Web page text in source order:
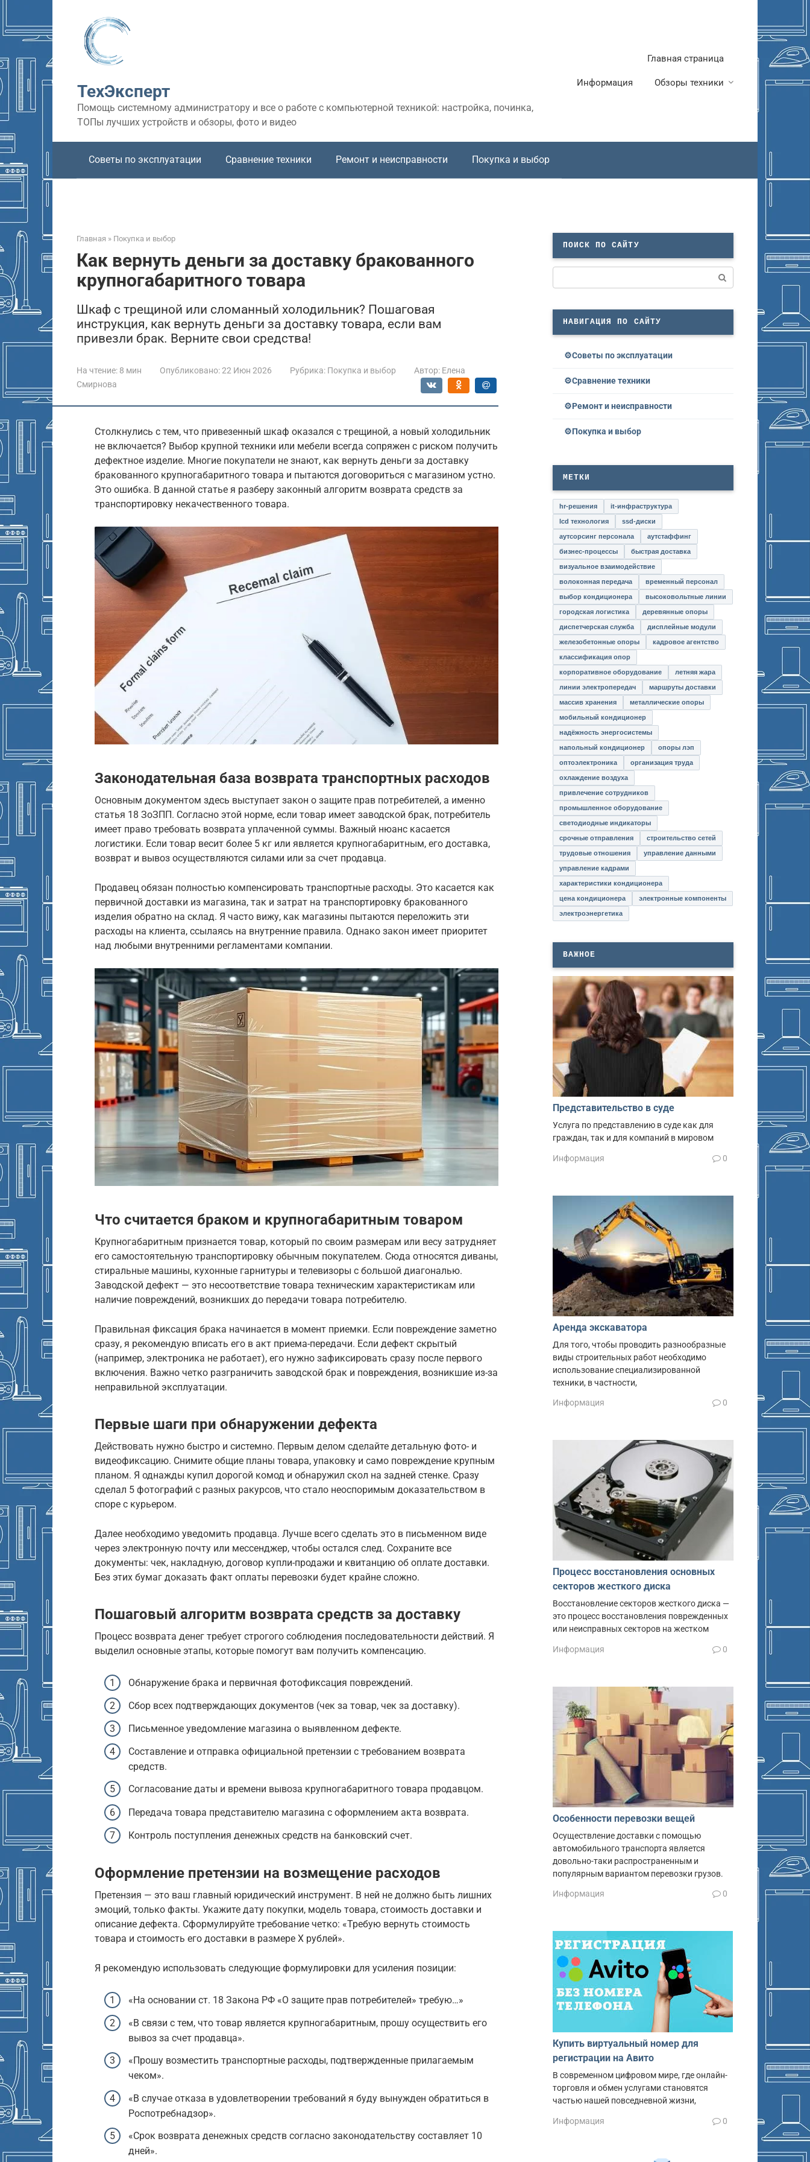
контенту
ТехЭксперт
Помощь системному администратору и все о работе с компьютерной техникой: настройка, починка,
ТОПы лучших устройств и обзоры, фото и видео
Главная страница
Информация Обзоры техники
Советы по эксплуатации Сравнение техники Ремонт и неисправности Покупка и выбор
Главная » Покупка и выбор
Как вернуть деньги за доставку бракованного
крупногабаритного товара
Шкаф с трещиной или сломанный холодильник? Пошаговая
инструкция, как вернуть деньги за доставку товара, если вам
привезли брак. Верните свои средства!
На чтение: 8 мин Опубликовано:22 Июн 2026 Рубрика: Покупка и выбор Автор: Елена
Смирнова
Столкнулись с тем, что привезенный шкаф оказался с трещиной, а новый холодильник
не включается? Выбор крупной техники или мебели всегда сопряжен с риском получить
дефектное изделие. Многие покупатели не знают, как вернуть деньги за доставку
бракованного крупногабаритного товара и пытаются договориться с магазином устно.
Это ошибка. В данной статье я разберу законный алгоритм возврата средств за
транспортировку некачественного товара.
Законодательная база возврата транспортных расходов
Основным документом здесь выступает закон о защите прав потребителей, а именно
статья 18 ЗоЗПП. Согласно этой норме, если товар имеет заводской брак, потребитель
имеет право требовать возврата уплаченной суммы. Важный нюанс касается
логистики. Если товар весит более 5 кг или является крупногабаритным, его доставка,
возврат и вывоз осуществляются силами или за счет продавца.
Продавец обязан полностью компенсировать транспортные расходы. Это касается как
первичной доставки из магазина, так и затрат на транспортировку бракованного
изделия обратно на склад. Я часто вижу, как магазины пытаются переложить эти
расходы на клиента, ссылаясь на внутренние правила. Однако закон имеет приоритет
над любыми внутренними регламентами компании.
Что считается браком и крупногабаритным товаром
Крупногабаритным признается товар, который по своим размерам или весу затрудняет
его самостоятельную транспортировку обычным покупателем. Сюда относятся диваны,
стиральные машины, кухонные гарнитуры и телевизоры с большой диагональю.
Заводской дефект — это несоответствие товара техническим характеристикам или
наличие повреждений, возникших до передачи товара потребителю.
Правильная фиксация брака начинается в момент приемки. Если повреждение заметно
сразу, я рекомендую вписать его в акт приема-передачи. Если дефект скрытый
(например, электроника не работает), его нужно зафиксировать сразу после первого
включения. Важно четко разграничить заводской брак и повреждения, возникшие из-за
неправильной эксплуатации.
Первые шаги при обнаружении дефекта
Действовать нужно быстро и системно. Первым делом сделайте детальную фото- и
видеофиксацию. Снимите общие планы товара, упаковку и само повреждение крупным
планом. Я однажды купил дорогой комод и обнаружил скол на задней стенке. Сразу
сделал 5 фотографий с разных ракурсов, что стало неоспоримым доказательством в
споре с курьером.
Далее необходимо уведомить продавца. Лучше всего сделать это в письменном виде
через электронную почту или мессенджер, чтобы остался след. Сохраните все
документы: чек, накладную, договор купли-продажи и квитанцию об оплате доставки.
Без этих бумаг доказать факт оплаты перевозки будет крайне сложно.
Пошаговый алгоритм возврата средств за доставку
Процесс возврата денег требует строгого соблюдения последовательности действий. Я
выделил основные этапы, которые помогут вам получить компенсацию.
Обнаружение брака и первичная фотофиксация повреждений.
Сбор всех подтверждающих документов (чек за товар, чек за доставку).
Письменное уведомление магазина о выявленном дефекте.
Составление и отправка официальной претензии с требованием возврата
средств.
Согласование даты и времени вывоза крупногабаритного товара продавцом.
Передача товара представителю магазина с оформлением акта возврата.
Контроль поступления денежных средств на банковский счет.
Оформление претензии на возмещение расходов
Претензия — это ваш главный юридический инструмент. В ней не должно быть лишних
эмоций, только факты. Укажите дату покупки, модель товара, стоимость доставки и
описание дефекта. Сформулируйте требование четко: «Требую вернуть стоимость
товара и стоимость его доставки в размере Х рублей».
Я рекомендую использовать следующие формулировки для усиления позиции:
«На основании ст. 18 Закона РФ «О защите прав потребителей» требую…»
«В связи с тем, что товар является крупногабаритным, прошу осуществить его
вывоз за счет продавца».
«Прошу возместить транспортные расходы, подтвержденные прилагаемым
чеком».
«В случае отказа в удовлетворении требований я буду вынужден обратиться в
Роспотребнадзор».
«Срок возврата денежных средств согласно законодательству составляет 10
дней».
ПОИСК ПО САЙТУ
НАВИГАЦИЯ ПО САЙТУ
Советы по эксплуатации
Сравнение техники
Ремонт и неисправности
Покупка и выбор
МЕТКИ
hr-решения it-инфраструктура
lcd технология ssd-диски
аутсорсинг персонала аутстаффинг
бизнес-процессы быстрая доставка
визуальное взаимодействие
волоконная передача временный персонал
выбор кондиционера высоковольтные линии
городская логистика деревянные опоры
диспетчерская служба дисплейные модули
железобетонные опоры кадровое агентство
классификация опор
корпоративное оборудование летняя жара
линии электропередач маршруты доставки
массив хранения металлические опоры
мобильный кондиционер
надёжность энергосистемы
напольный кондиционер опоры лэп
оптоэлектроника организация труда
охлаждение воздуха
привлечение сотрудников
промышленное оборудование
светодиодные индикаторы
срочные отправления строительство сетей
трудовые отношения управление данными
управление кадрами
характеристики кондиционера
цена кондиционера электронные компоненты
электроэнергетика
ВАЖНОЕ
Представительство в суде
Услуга по представлению в суде как для
граждан, так и для компаний в мировом
Информация 0
Аренда экскаватора
Для того, чтобы проводить разнообразные
виды строительных работ необходимо
использование специализированной
техники, в частности,
Информация 0
Процесс восстановления основных
секторов жесткого диска
Восстановление секторов жесткого диска —
это процесс восстановления поврежденных
или неисправных секторов на жестком
Информация 0
Особенности перевозки вещей
Осуществление доставки с помощью
автомобильного транспорта является
довольно-таки распространенным и
популярным вариантом перевозки грузов.
Информация 0
Купить виртуальный номер для
регистрации на Авито
В современном цифровом мире, где онлайн-
торговля и обмен услугами становятся
частью нашей повседневной жизни,
Информация 0